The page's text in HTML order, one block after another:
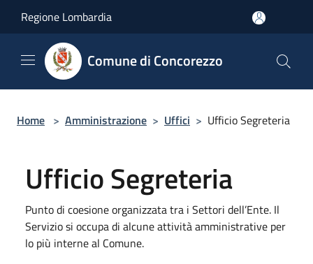
Regione Lombardia
Comune di Concorezzo
Home > Amministrazione > Uffici > Ufficio Segreteria
Ufficio Segreteria
Punto di coesione organizzata tra i Settori dell’Ente. Il
Servizio si occupa di alcune attività amministrative per
lo più interne al Comune.